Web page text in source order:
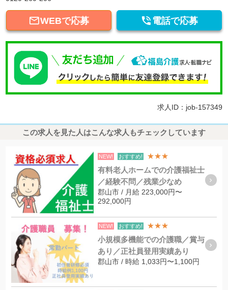
WEBで応募  電話で応募
求人ID：job-157349
この求人を見た人はこんな求人もチェックしています
NEW! おすすめ! ★★★
有料老人ホームでの介護福祉士
／経験不問／残業少なめ
郡山市 / 月給 223,000円〜
292,000円
NEW! おすすめ! ★★★
小規模多機能での介護職／賞与
あり／正社員登用実績あり
郡山市 / 時給 1,033円〜1,100円